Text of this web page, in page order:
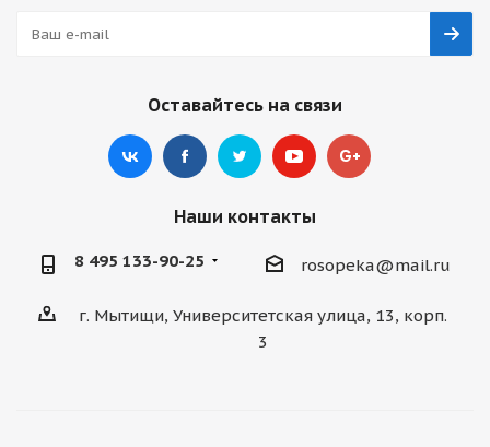
Оставайтесь на связи
Наши контакты
8 495 133-90-25 rosopeka@mail.ru
г. Мытищи, Университетская улица, 13, корп.
3